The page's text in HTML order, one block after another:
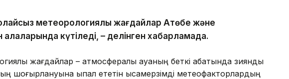
метеорологиялық жағдайлар Ақтөбе және
қалаларында күтіледі, – делінген хабарламада.
жағдайлар – атмосфералық ауаның беткі қабатында зиянды
шоғырлануына ықпал ететін қысқамерзімді метеофакторлардың